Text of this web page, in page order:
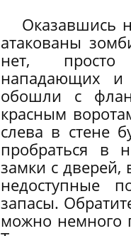
Оказавшись
атакованы
нет, просто
нападающих и
обошли с
красным
слева в стене
пробраться в
замки с дверей,
недоступные
запасы.
можно немного